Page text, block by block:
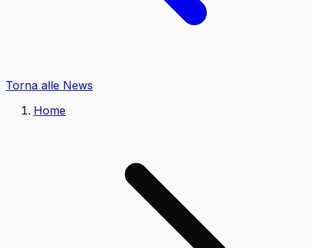
Torna alle News
Home